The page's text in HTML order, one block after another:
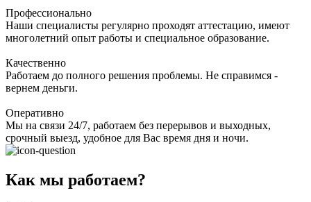
Профессионально
Наши специалисты регулярно проходят аттестацию, имеют
многолетний опыт работы и специальное образование.
Качественно
Работаем до полного решения проблемы. Не справимся -
вернем деньги.
Оперативно
Мы на связи 24/7, работаем без перерывов и выходных,
срочный выезд, удобное для Вас время дня и ночи.
Как мы работаем?